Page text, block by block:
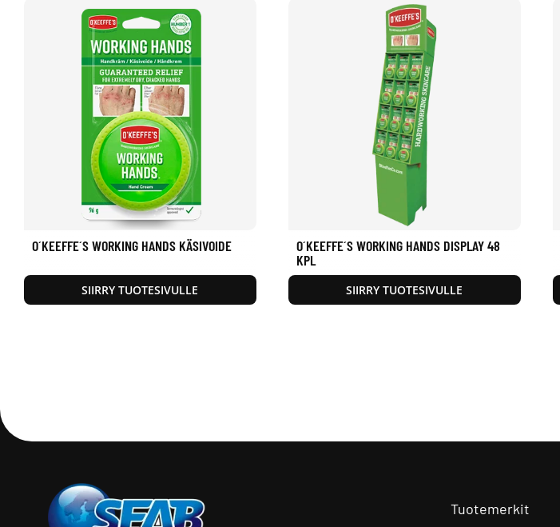
O´KEEFFE´S WORKING HANDS KÄSIVOIDE
SIIRRY TUOTESIVULLE
O´KEEFFE´S WORKING HANDS DISPLAY 48
KPL
SIIRRY TUOTESIVULLE
Tuotemerkit